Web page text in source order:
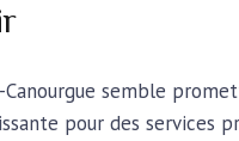
semble
pour des